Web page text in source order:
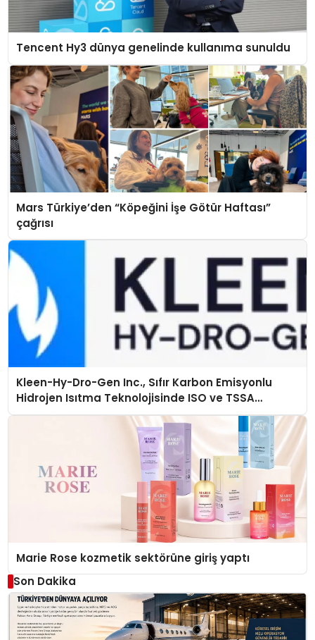
Tencent Hy3 dünya genelinde kullanıma sunuldu
Mars Türkiye’den “Köpeğini İşe Götür Haftası”
çağrısı
Kleen-Hy-Dro-Gen Inc., Sıfır Karbon Emisyonlu
Hidrojen Isıtma Teknolojisinde ISO ve TSSA
Düzenleyici Onaylarını Aldı
Marie Rose kozmetik sektörüne giriş yaptı
Son Dakika